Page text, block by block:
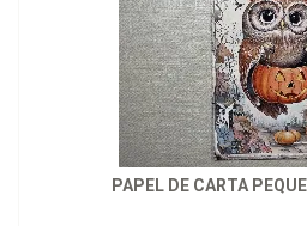
PAPEL DE CARTA